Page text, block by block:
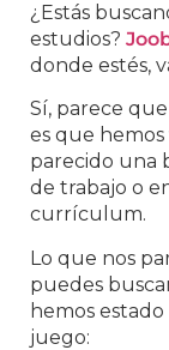
¿Estás
estudios?
donde estés,
Sí, parece
es que
parecido una
de trabajo o
currículum.
Lo que nos
puedes
hemos
juego: